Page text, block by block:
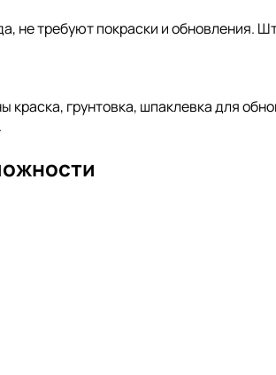
не требуют покраски и обновления.
грунтовка, шпаклевка для